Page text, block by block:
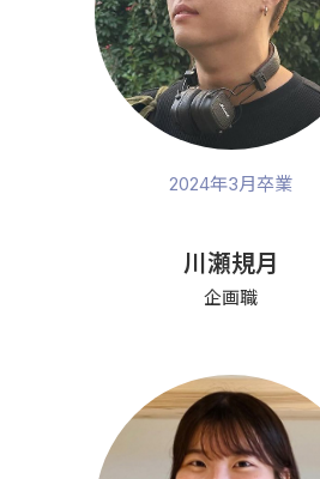
2024年3月卒業
川瀬規月
企画職